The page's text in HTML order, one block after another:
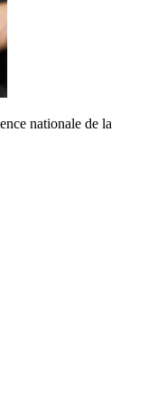
nationale de la